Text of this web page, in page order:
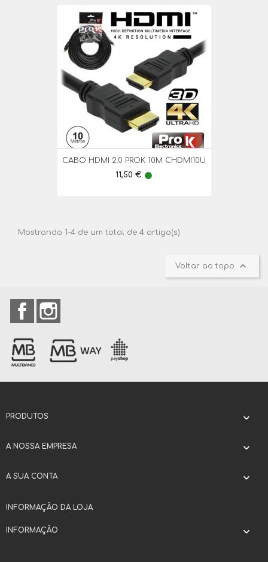
CABO HDMI 2.0 PROK 10M CHDMI10U
Preço
11,50 € lens
Mostrando 1-4 de um total de 4 artigo(s)
Voltar ao topo 
Facebook
PRODUTOS 
A NOSSA EMPRESA 
A SUA CONTA 
INFORMAÇÃO DA LOJA
INFORMAÇÃO 